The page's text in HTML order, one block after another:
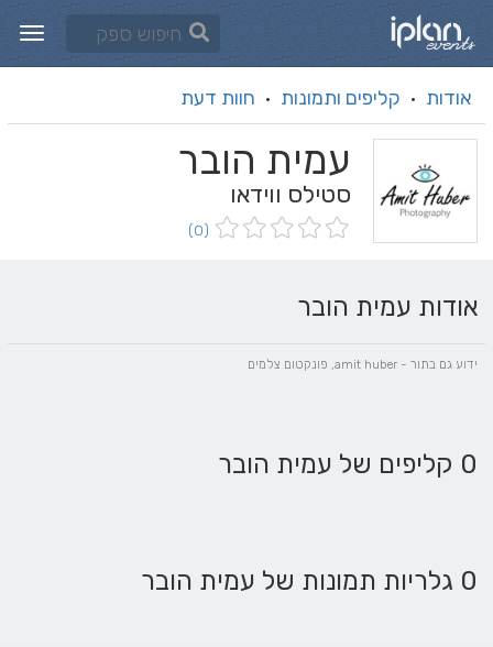
אודות · קליפים ותמונות · חוות דעת
עמית הובר
סטילס ווידאו
(0)
אודות עמית הובר
ידוע גם בתור - amit huber, פונקטום צלמים
0 קליפים של עמית הובר
0 גלריות תמונות של עמית הובר